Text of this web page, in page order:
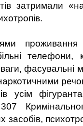
затримали
телефони,
ваги,
усім
засобів,